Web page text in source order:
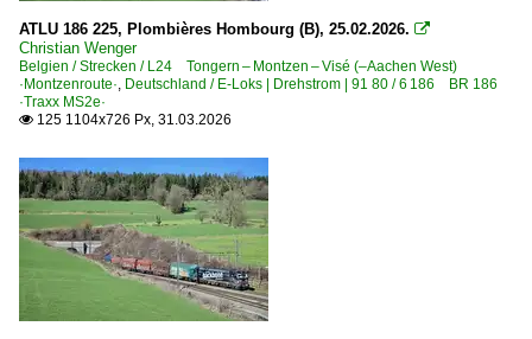
Unternehmen
Schweiz
E-Loks | 91 85
4 475 Re 475 ·BLS·WRS· Vectron MS
ATLU 186 225, Plombières Hombourg (B), 25.02.2026. 
Christian Wenger
Belgien / Strecken / L24 Tongern – Montzen – Visé (–Aachen West)
·Montzenroute·, Deutschland / E-Loks | Drehstrom | 91 80 / 6 186 BR 186
·Traxx MS2e·
 125 1104x726 Px, 31.03.2026